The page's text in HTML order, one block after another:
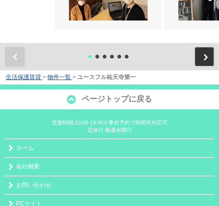
生活保護賃貸 > 物件一覧 > ユースフル祐天寺第一
ページトップに戻る
営業時間:10:00-19:00※事前予約で時間外対応可
定休日:毎週水曜日
ホーム
会社概要
お問い合わせ
PCサイト